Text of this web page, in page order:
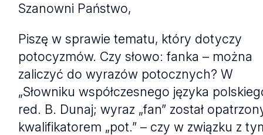
Szanowni Państwo,
Piszę w sprawie tematu, który dotyczy
potocyzmów. Czy słowo: fanka – można
zaliczyć do wyrazów potocznych? W
„Słowniku współczesnego języka
red. B. Dunaj; wyraz „fan” został
kwalifikatorem „pot.” – czy w związku z